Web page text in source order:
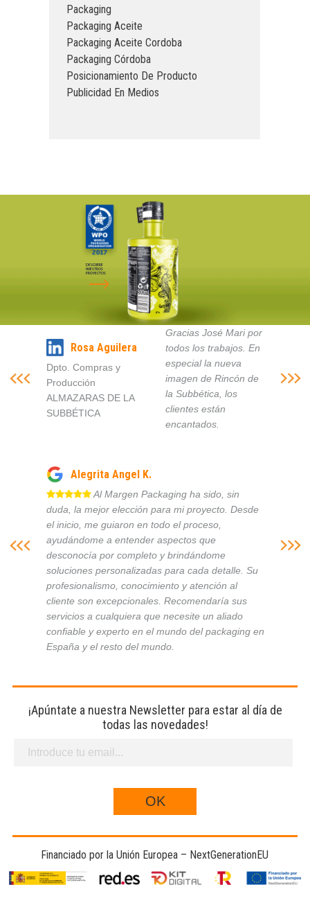
Packaging
Packaging Aceite
Packaging Aceite Cordoba
Packaging Córdoba
Posicionamiento De Producto
Publicidad En Medios
DESCUBRE
NUESTROS
PROYECTOS
Rosa Aguilera
Dpto. Compras y
Producción
ALMAZARAS DE LA
SUBBÉTICA
Gracias José Mari por
todos los trabajos. En
especial la nueva
imagen de Rincón de
la Subbética, los
clientes están
encantados.
Alegrita Angel K.
Al Margen Packaging ha sido, sin
duda, la mejor elección para mi proyecto. Desde
el inicio, me guiaron en todo el proceso,
ayudándome a entender aspectos que
desconocía por completo y brindándome
soluciones personalizadas para cada detalle. Su
profesionalismo, conocimiento y atención al
cliente son excepcionales. Recomendaría sus
servicios a cualquiera que necesite un aliado
confiable y experto en el mundo del packaging en
España y el resto del mundo.
¡Apúntate a nuestra Newsletter para estar al día de
todas las novedades!
Financiado por la Unión Europea – NextGenerationEU